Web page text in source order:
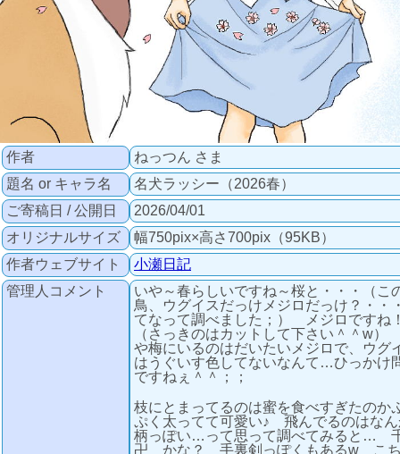
作者
ねっつん さま
題名 or キャラ名
名犬ラッシー（2026春）
ご寄稿日 / 公開日
2026/04/01
オリジナルサイズ
幅750pix×高さ700pix（95KB）
作者ウェブサイト
小瀬日記
管理人コメント
いや～春らしいですね～桜と・・・（こ
鳥、ウグイスだっけメジロだっけ？・・
てなって調べました；） メジロですね
（さっきのはカットして下さい＾＾w
や梅にいるのはだいたいメジロで、ウグ
はうぐいす色してないなんて…ひっかけ
ですねぇ＾＾；；
枝にとまってるのは蜜を食べすぎたのか
ぷく太ってて可愛い♪ 飛んでるのはな
柄っぽい…って思って調べてみると…
卍 かな？ 手裏剣っぽくもあるw こ